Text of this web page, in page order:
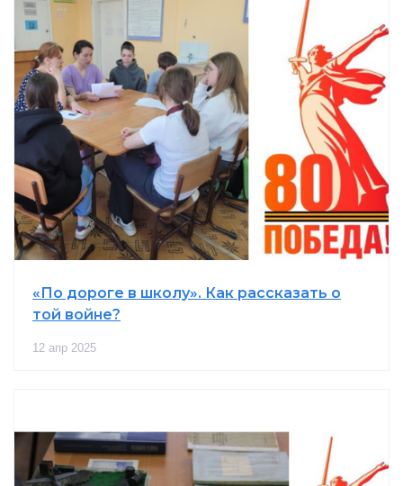
«По дороге в школу». Как рассказать о
той войне?
12 апр 2025